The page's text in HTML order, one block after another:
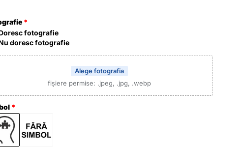
fotografie
doresc fotografie
Alege fotografia
fișiere permise: .jpeg, .jpg, .webp